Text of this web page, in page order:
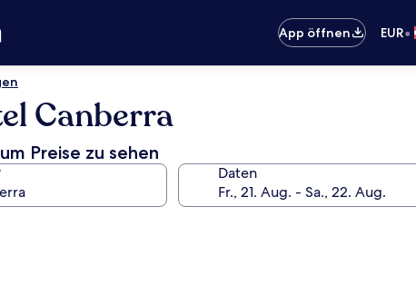
App öffnen
EUR•
Canberra
Preise zu sehen
Daten